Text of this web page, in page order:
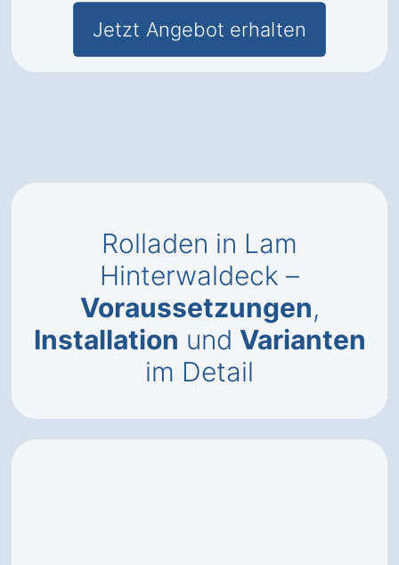
Jetzt Angebot erhalten
Rolladen in Lam
Hinterwaldeck –
Voraussetzungen,
Installation und Varianten
im Detail